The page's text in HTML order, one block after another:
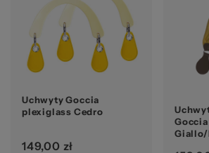
Uchwyty Goccia
plexiglass Cedro
149,00 zł